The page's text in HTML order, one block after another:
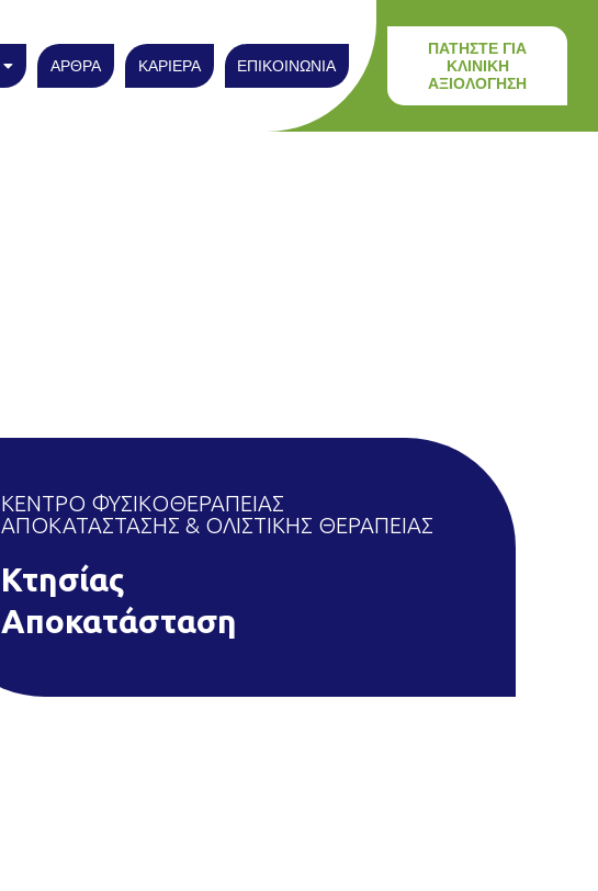
ΑΡΘΡΑ ΚΑΡΙΕΡΑ ΕΠΙΚΟΙΝΩΝΙΑ
ΠΑΤΗΣΤΕ ΓΙΑ
ΚΛΙΝΙΚΗ
ΑΞΙΟΛΟΓΗΣΗ
ΚΕΝΤΡΟ ΦΥΣΙΚΟΘΕΡΑΠΕΙΑΣ
ΑΠΟΚΑΤΑΣΤΑΣΗΣ & ΟΛΙΣΤΙΚΗΣ ΘΕΡΑΠΕΙΑΣ
Κτησίας
Αποκατάσταση